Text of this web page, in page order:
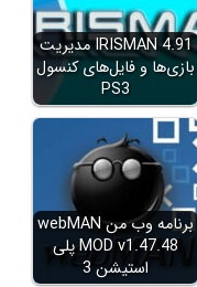
IRISMAN 4.91 مدیریت
بازی‌ها و فایل‌های کنسول
PS3
برنامه وب من webMAN
MOD v1.47.48 پلی
استیشن 3